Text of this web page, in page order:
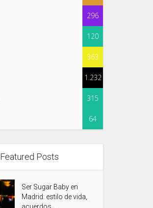
296
120
363
1.232
315
64
Featured Posts
Ser Sugar Baby en
Madrid: estilo de vida,